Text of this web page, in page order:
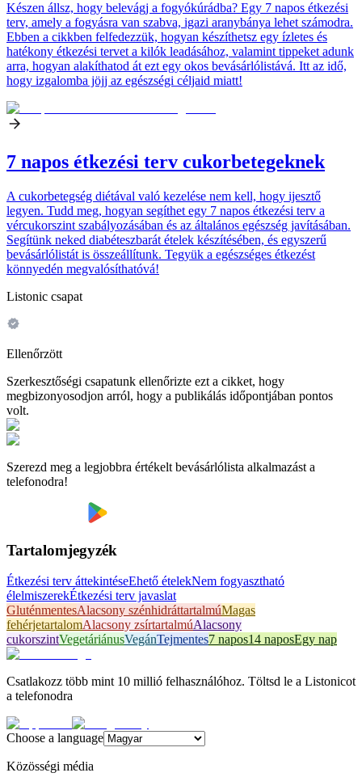
Készen állsz, hogy belevágj a fogyókúrádba? Egy 7 napos étkezési
terv, amely a fogyásra van szabva, igazi aranybánya lehet számodra.
Ebben a cikkben felfedezzük, hogyan készíthetsz egy ízletes és
hatékony étkezési tervet a kilók leadásához, valamint tippeket adunk
arra, hogyan alakíthatod át ezt egy okos bevásárlólistává. Itt az idő,
hogy izgalomba jöjj az egészségi céljaid miatt!
7 napos étkezési terv cukorbetegeknek
A cukorbetegség diétával való kezelése nem kell, hogy ijesztő
legyen. Tudd meg, hogyan segíthet egy 7 napos étkezési terv a
vércukorszint szabályozásában és az általános egészség javításában.
Segítünk neked diabéteszbarát ételek készítésében, és egyszerű
bevásárlólistát is összeállítunk. Tegyük a egészséges étkezést
könnyedén megvalósíthatóvá!
Listonic csapat
Ellenőrzött
Szerkesztőségi csapatunk ellenőrizte ezt a cikket, hogy
megbizonyosodjon arról, hogy a publikálás időpontjában pontos
volt.
Szerezd meg a legjobbra értékelt bevásárlólista alkalmazást a
telefonodra!
Tartalomjegyzék
Étkezési terv áttekintéseEhető ételekNem fogyasztható
élelmiszerekÉtkezési terv javaslat
GluténmentesAlacsony szénhidráttartalmúMagas
fehérjetartalomAlacsony zsírtartalmúAlacsony
cukorszintVegetáriánusVegánTejmentes7 napos14 naposEgy nap
Csatlakozz több mint 10 millió felhasználóhoz. Töltsd le a Listonicot
a telefonodra
Choose a language
Közösségi média